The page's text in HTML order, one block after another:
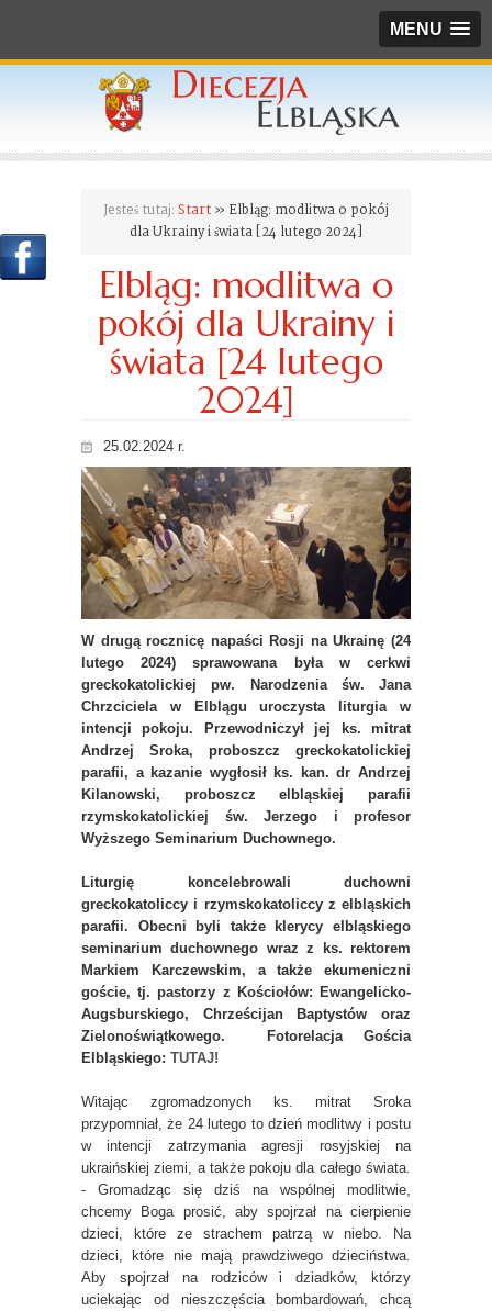
MENU
Jesteś tutaj: Start » Elbląg: modlitwa o pokój
dla Ukrainy i świata [24 lutego 2024]
Elbląg: modlitwa o
pokój dla Ukrainy i
świata [24 lutego
2024]
25.02.2024 r.
W drugą rocznicę napaści Rosji na Ukrainę (24
lutego 2024) sprawowana była w cerkwi
greckokatolickiej pw. Narodzenia św. Jana
Chrzciciela w Elblągu uroczysta liturgia w
intencji pokoju. Przewodniczył jej ks. mitrat
Andrzej Sroka, proboszcz greckokatolickiej
parafii, a kazanie wygłosił ks. kan. dr Andrzej
Kilanowski, proboszcz elbląskiej parafii
rzymskokatolickiej św. Jerzego i profesor
Wyższego Seminarium Duchownego.
Liturgię koncelebrowali duchowni
greckokatoliccy i rzymskokatoliccy z elbląskich
parafii. Obecni byli także klerycy elbląskiego
seminarium duchownego wraz z ks. rektorem
Markiem Karczewskim, a także ekumeniczni
goście, tj. pastorzy z Kościołów: Ewangelicko-
Augsburskiego, Chrześcijan Baptystów oraz
Zielonoświątkowego. Fotorelacja Gościa
Elbląskiego: TUTAJ!
Witając zgromadzonych ks. mitrat Sroka
przypomniał, że 24 lutego to dzień modlitwy i postu
w intencji zatrzymania agresji rosyjskiej na
ukraińskiej ziemi, a także pokoju dla całego świata.
- Gromadząc się dziś na wspólnej modlitwie,
chcemy Boga prosić, aby spojrzał na cierpienie
dzieci, które ze strachem patrzą w niebo. Na
dzieci, które nie mają prawdziwego dzieciństwa.
Aby spojrzał na rodziców i dziadków, którzy
uciekając od nieszczęścia bombardowań, chcą